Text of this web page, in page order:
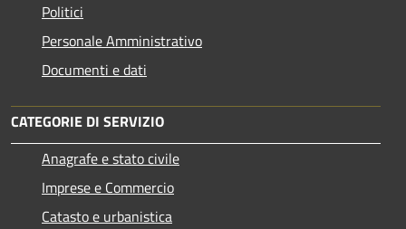
Politici
Personale Amministrativo
Documenti e dati
CATEGORIE DI SERVIZIO
Anagrafe e stato civile
Imprese e Commercio
Catasto e urbanistica